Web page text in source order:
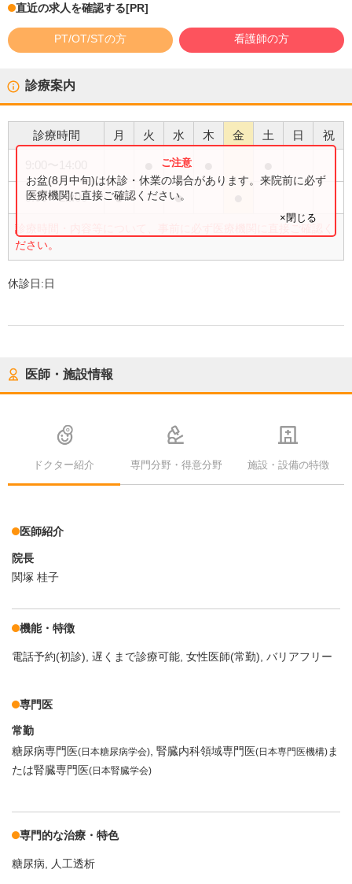
直近の求人を確認する[PR]
PT/OT/STの方 看護師の方
診療案内
診療時間 月 火 水 木 金 土 日 祝
9:00〜22:00 ● ●
診療時間・内容等について、事前に必ず医療機関に直接ご確認く
ださい。
お盆(8月中旬)は休診・休業の場合があります。来院前に必ず
医療機関に直接ご確認ください。
×閉じる
休診日:日
医師・施設情報
ドクター紹介 専門分野・得意分野 施設・設備の特徴
医師紹介
院長
関塚 桂子
機能・特徴
電話予約(初診) 遅くまで診療可能 女性医師(常勤) バリアフリー
専門医
常勤
糖尿病専門医(日本糖尿病学会) 腎臓内科領域専門医(日本専門医機構)ま
たは腎臓専門医(日本腎臓学会)
専門的な治療・特色
糖尿病 人工透析